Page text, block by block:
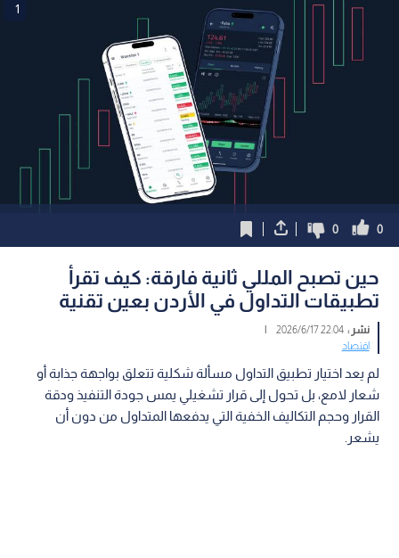
1
0
0
حين تصبح المللي ثانية فارقة: كيف تقرأ
تطبيقات التداول في الأردن بعين تقنية
نشر :22:04 2026/6/17
اقتصاد
لم يعد اختيار تطبيق التداول مسألة شكلية تتعلق بواجهة جذابة أو
شعار لامع، بل تحول إلى قرار تشغيلي يمس جودة التنفيذ ودقة
القرار وحجم التكاليف الخفية التي يدفعها المتداول من دون أن
يشعر.